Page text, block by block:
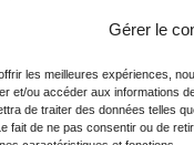
Gérer le
les meilleures expériences,
et/ou accéder aux informations
de traiter des données telles
fait de ne pas consentir ou de